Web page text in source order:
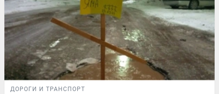
ДОРОГИ И ТРАНСПОРТ